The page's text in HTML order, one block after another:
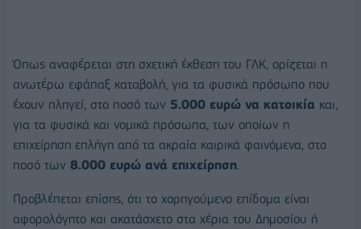
Όπως αναφέρεται στη σχετική έκθεση του ΓΛΚ, ορίζεται η
ανωτέρω εφάπαξ καταβολή, για τα φυσικά πρόσωπο που
έχουν πληγεί, στο ποσό των 5.000 ευρώ να κατοικία και,
για τα φυσικά και νομικά πρόσωπα, των οποίων η
επιχείρηση επλήγη από τα ακραία καιρικά φαινόμενα, στο
ποσό των 8.000 ευρώ ανά επιχείρηση.
Προβλέπεται επίσης, ότι το χορηγούμενο επίδομα είναι
αφορολόγητο και ακατάσχετο στα χέρια του Δημοσίου ή